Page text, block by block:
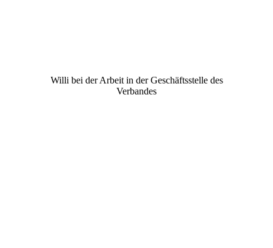
Willi bei der Arbeit in der Geschäftsstelle des
Verbandes